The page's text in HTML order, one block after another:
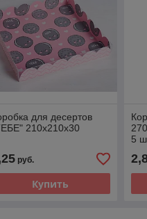
для десертов
210х210х30
руб.
Купить
5